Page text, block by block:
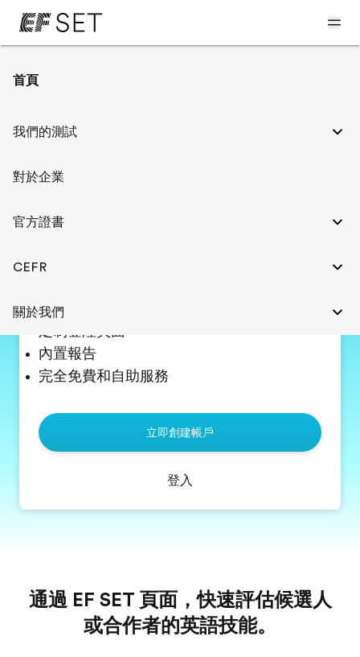
首頁
我們的測試
對於企業
官方證書
CEFR
關於我們
EF SET
At work
使用 EF SET 評估求職者、承包商或員工的英語水
定制登陸頁面
內置報告
完全免費和自助服務
立即創建帳戶
登入
通過 EF SET 頁面，快速評估候選人
或合作者的英語技能。